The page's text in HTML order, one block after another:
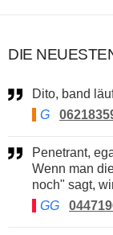
DIE
Dito, band
G
Penetrant, egal ob man sagt NEIN, wird man zugetextet.
Wenn man
noch" sagt,
GG